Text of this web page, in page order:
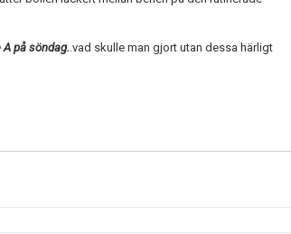
på söndag..vad skulle man gjort utan dessa härligt